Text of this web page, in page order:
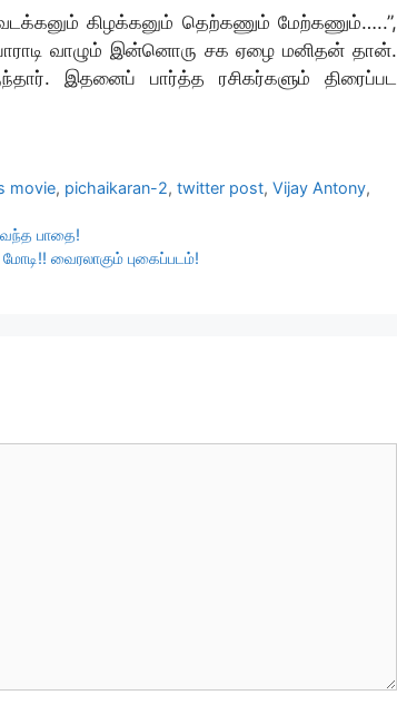
கிழக்கனும் தெற்கணும் மேற்கணும்…..”,
வாழும் இன்னொரு சக ஏழை மனிதன் தான்.
இதனைப் பார்த்த ரசிகர்களும் திரைப்பட
movie, pichaikaran-2,twitter post,Vijay Antony,
வந்த பாதை!
வைரலாகும் புகைப்படம்!